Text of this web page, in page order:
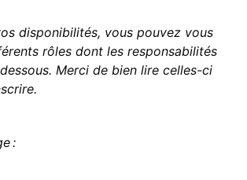
disponibilités, vous pouvez vous
rôles dont les responsabilités
Merci de bien lire celles-ci
: